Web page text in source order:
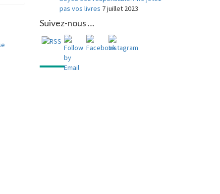
pas vos livres 7 juillet 2023
Suivez-nous …